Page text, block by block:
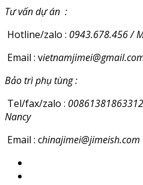
Tư vấn dự án :
Hotline/zalo : 0943.678.456 /
Email : v
Bảo trì phụ tùng :
Tel/fax/zalo :
Nancy
Email : chinajimei@jimeish.com